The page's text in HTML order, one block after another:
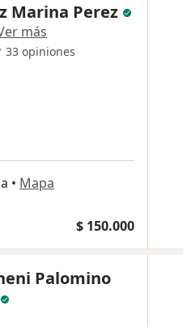
Marina Perez
más
33 opiniones
• Mapa
$ 150.000
Palomino